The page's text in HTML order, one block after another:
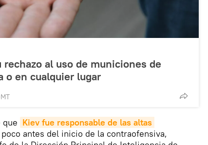
rechazo al uso de municiones de
o en cualquier lugar
que Kiev fue responsable de las altas
antes del inicio de la contraofensiva,